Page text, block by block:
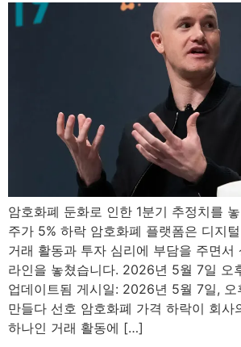
암호화폐 둔화로 인한 1분기 추정치를
주가 5% 하락 암호화폐 플랫폼은 디지
거래 활동과 투자 심리에 부담을 주면서
라인을 놓쳤습니다. 2026년 5월 7일 오
업데이트됨 게시일: 2026년 5월 7일, 오
만들다 선호 암호화폐 가격 하락이 회사
하나인 거래 활동에 […]